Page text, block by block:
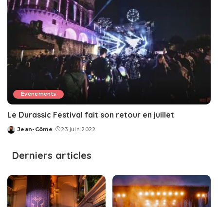
Événements
Le Durassic Festival fait son retour en juillet
Posted
Jean-Côme 23 juin 2022
Derniers articles